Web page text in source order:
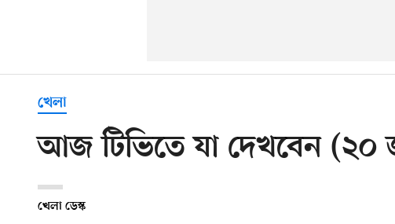
খেলা
আজ টিভিতে যা দেখবেন (২০
খেলা ডেস্ক